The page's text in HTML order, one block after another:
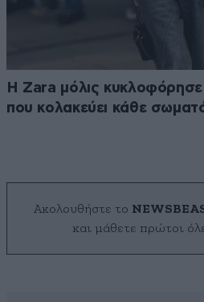
Η Zara μόλις
που κολακεύει κάθε
Ακολουθήστε το
και μάθετε πρώτοι